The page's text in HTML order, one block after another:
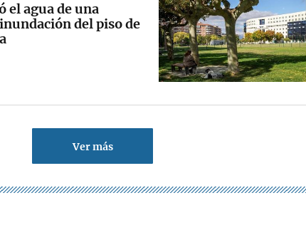
el agua de una
del piso de
Ver más